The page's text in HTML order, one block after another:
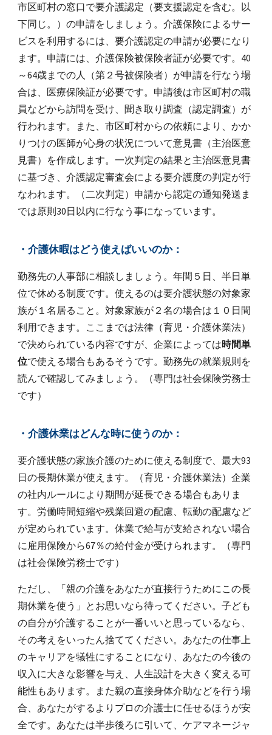
市区町村の窓口で要介護認定（要支援認定を含む。以
下同じ。）の申請をしましょう。介護保険によるサー
ビスを利用するには、要介護認定の申請が必要になり
ます。申請には、介護保険被保険者証が必要です。40
～64歳までの人（第２号被保険者）が申請を行なう場
合は、医療保険証が必要です。申請後は市区町村の職
員などから訪問を受け、聞き取り調査（認定調査）が
行われます。また、市区町村からの依頼により、かか
りつけの医師が心身の状況について意見書（主治医意
見書）を作成します。一次判定の結果と主治医意見書
に基づき、介護認定審査会による要介護度の判定が行
なわれます。（二次判定）申請から認定の通知発送ま
では原則30日以内に行なう事になっています。
・介護休暇はどう使えばいいのか：
勤務先の人事部に相談しましょう。年間５日、半日単
位で休める制度です。使えるのは要介護状態の対象家
族が１名居ること。対象家族が２名の場合は１０日間
利用できます。ここまでは法律（育児・介護休業法）
で決められている内容ですが、企業によっては時間単
位で使える場合もあるそうです。勤務先の就業規則を
読んで確認してみましょう。（専門は社会保険労務士
です）
・介護休業はどんな時に使うのか：
要介護状態の家族介護のために使える制度で、最大93
日の長期休業が使えます。（育児・介護休業法）企業
の社内ルールにより期間が延長できる場合もありま
す。労働時間短縮や残業回避の配慮、転勤の配慮など
が定められています。休業で給与が支給されない場合
に雇用保険から67％の給付金が受けられます。（専門
は社会保険労務士です）
ただし、「親の介護をあなたが直接行うためにこの長
期休業を使う」とお思いなら待ってください。子ども
の自分が介護することが一番いいと思っているなら、
その考えをいったん捨ててください。あなたの仕事上
のキャリアを犠牲にすることになり、あなたの今後の
収入に大きな影響を与え、人生設計を大きく変える可
能性もあります。また親の直接身体介助などを行う場
合、あなたがするよりプロの介護士に任せるほうが安
全です。あなたは半歩後ろに引いて、ケアマネージャ